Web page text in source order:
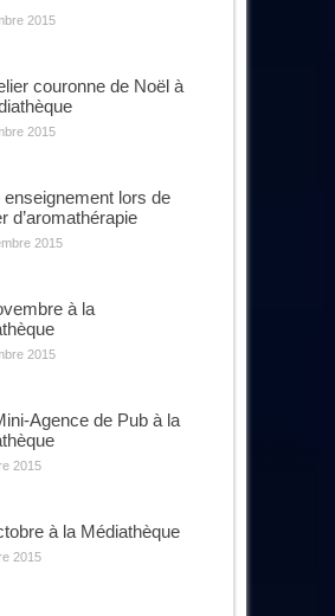
2015
couronne de Noël à
2015
enseignement lors de
d’aromathérapie
2015
à la
2015
Agence de Pub à la
2015
à la Médiathèque
2015